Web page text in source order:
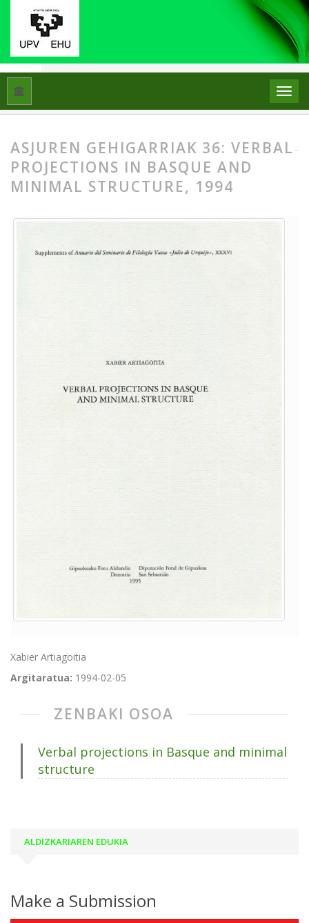
Hasiera ASJUren Gehigarriak 36: Verbal
ASJUREN GEHIGARRIAK 36: VERBAL
PROJECTIONS IN BASQUE AND
MINIMAL STRUCTURE, 1994
Xabier Artiagoitia
Argitaratua: 1994-02-05
ZENBAKI OSOA
Verbal projections in Basque and minimal
structure
ALDIZKARIAREN EDUKIA
Make a Submission